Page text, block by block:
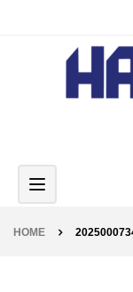
Toggle navigation
HOME